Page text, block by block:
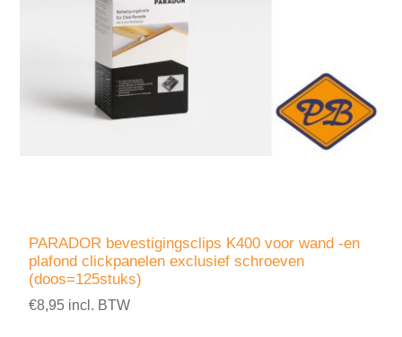
PARADOR bevestigingsclips K400 voor wand -en
plafond clickpanelen exclusief schroeven
(doos=125stuks)
€8,95 incl. BTW